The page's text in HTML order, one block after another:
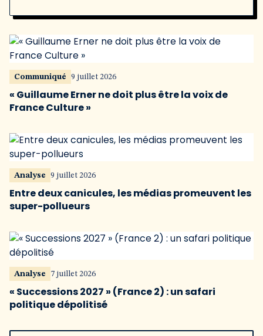
Communiqué 9 juillet 2026
« Guillaume Erner ne doit plus être la voix de
France Culture »
Analyse 9 juillet 2026
Entre deux canicules, les médias promeuvent les
super-pollueurs
Analyse 7 juillet 2026
« Successions 2027 » (France 2) : un safari
politique dépolitisé